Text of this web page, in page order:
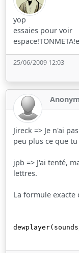
yop
essaies pour voir
25/06/2009 12:03
Jireck => Je n'ai
peu plus ce que
jpb => J'ai tenté,
lettres.
La formule exacte